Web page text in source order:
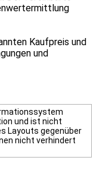
Kaufpreis und
und
und ist nicht
Layouts gegenüber
nicht verhindert